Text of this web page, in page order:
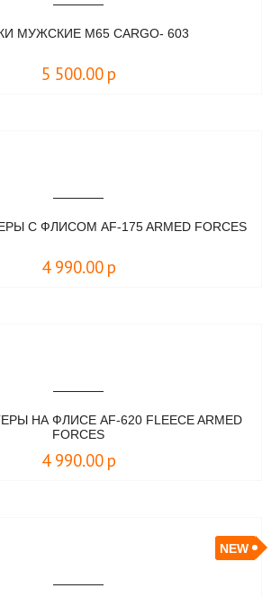
МУЖСКИЕ M65 CARGO- 603
5 500.00 р
С ФЛИСОМ AF-175 ARMED FORCES
4 990.00 р
НА ФЛИСЕ AF-620 FLEECE ARMED
FORCES
4 990.00 р
NEW